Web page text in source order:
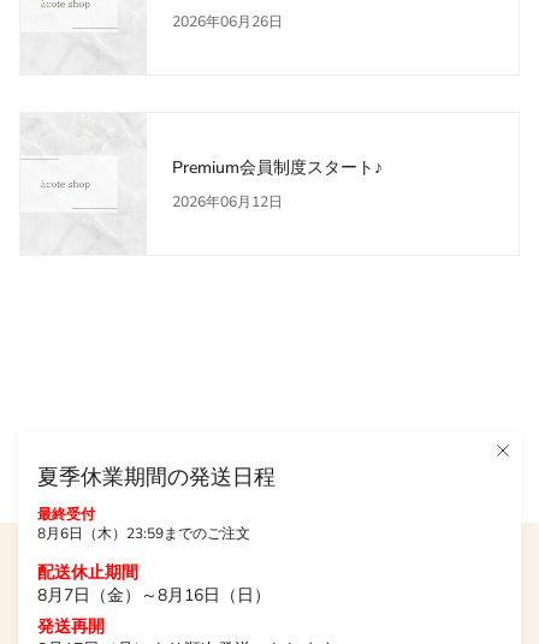
夏季休業期間の発送日程
最終受付
8月6日（木）23:59までのご注文
配送休止期間
8月7日（金）～8月16日（日）
発送再開
2026年06月26日
Premium会員制度スタート♪
2026年06月12日
トップページ
商品カテゴリー